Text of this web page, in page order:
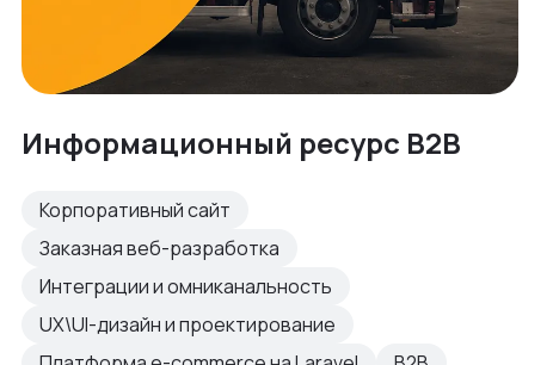
Информационный ресурс B2B
Корпоративный сайт
Заказная веб-разработка
Интеграции и омниканальность
UX\UI-дизайн и проектирование